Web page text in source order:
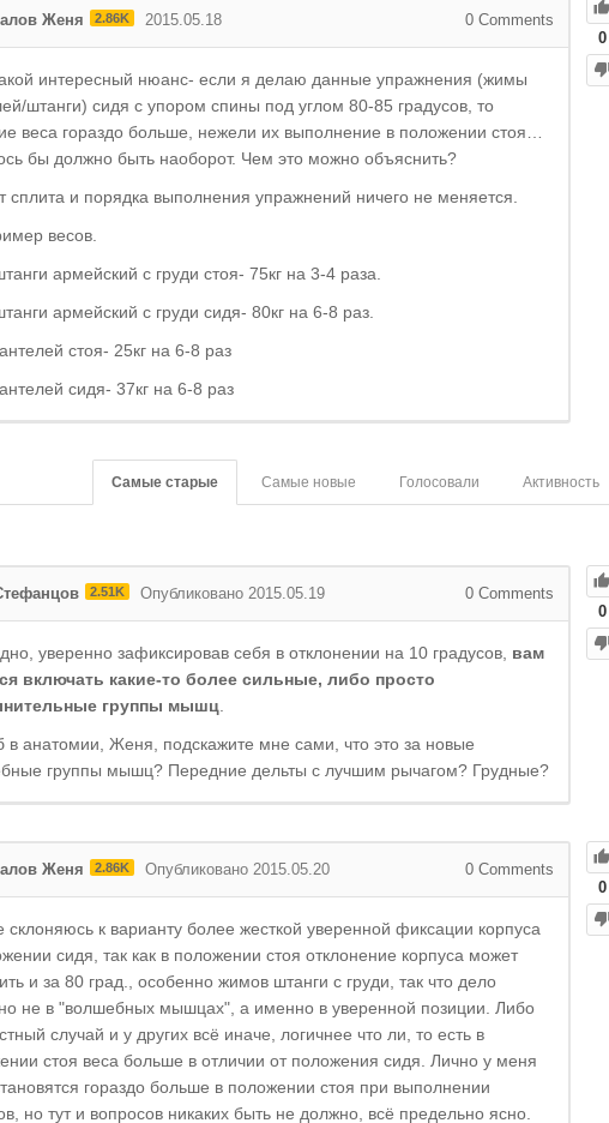
0
Женя 2.86K 2015.05.18 0 Comments
интересный нюанс- если я делаю данные упражнения (жимы
штанги) сидя с упором спины под углом 80-85 градусов, то
веса гораздо больше, нежели их выполнение в положении стоя…
бы должно быть наоборот. Чем это можно объяснить?
сплита и порядка выполнения упражнений ничего не меняется.
весов.
армейский с груди стоя- 75кг на 3-4 раза.
армейский с груди сидя- 80кг на 6-8 раз.
стоя- 25кг на 6-8 раз
сидя- 37кг на 6-8 раз
Активность
Голосовали
Самые новые
Самые старые
0
2.51K Опубликовано 2015.05.19 0 Comments
уверенно зафиксировав себя в отклонении на 10 градусов, вам
включать какие-то более сильные, либо просто
группы мышц.
в анатомии, Женя, подскажите мне сами, что это за новые
группы мышц? Передние дельты с лучшим рычагом? Грудные?
0
Женя 2.86K Опубликовано 2015.05.20 0 Comments
склоняюсь к варианту более жесткой уверенной фиксации корпуса
сидя, так как в положении стоя отклонение корпуса может
и за 80 град., особенно жимов штанги с груди, так что дело
не в "волшебных мышцах", а именно в уверенной позиции. Либо
случай и у других всё иначе, логичнее что ли, то есть в
стоя веса больше в отличии от положения сидя. Лично у меня
гораздо больше в положении стоя при выполнении
но тут и вопросов никаких быть не должно, всё предельно ясно.